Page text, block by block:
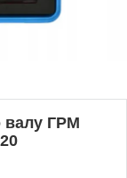
валу ГРМ